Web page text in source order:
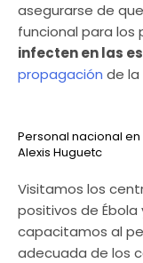
asegurarse de
funcional para los
infecten en las
propagación de
Personal nacional
Alexis Huguetc
Visitamos los
positivos de
capacitamos al
adecuada de los